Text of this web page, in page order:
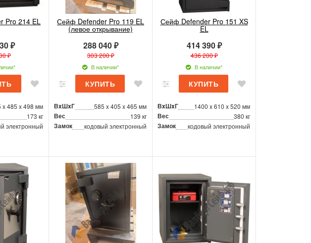
Pro 214 EL
₽
₽
x 485 x 498 мм
173 кг
электронный
Сейф Defender Pro 119 EL
(левое открывание)
288 040 ₽
303 200 ₽
В наличии*
ВxШxГ 585 x 405 x 465 мм
Вес 139 кг
Замок кодовый электронный
Сейф Defender Pro 151 XS
EL
414 390 ₽
436 200 ₽
В наличии*
ВxШxГ 1400 x 610 x 520 мм
Вес 380 кг
Замок кодовый электронный